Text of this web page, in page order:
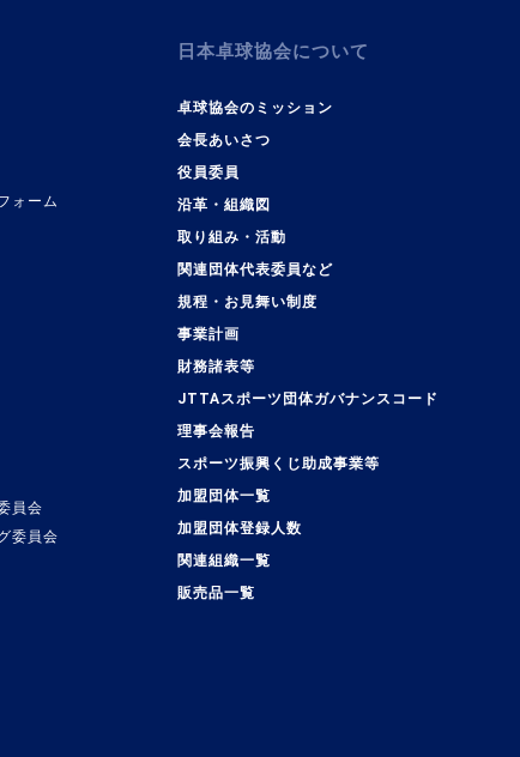
ォーム
員会
委員会
日本卓球協会について
卓球協会のミッション
会長あいさつ
役員委員
沿革・組織図
取り組み・活動
関連団体代表委員など
規程・お見舞い制度
事業計画
財務諸表等
JTTAスポーツ団体ガバナンスコード
理事会報告
スポーツ振興くじ助成事業等
加盟団体一覧
加盟団体登録人数
関連組織一覧
販売品一覧